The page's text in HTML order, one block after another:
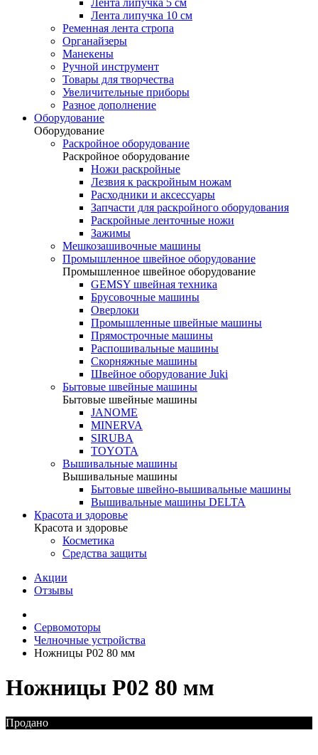
Лента липучка 5 см
Лента липучка 10 см
Ременная лента стропа
Органайзеры
Манекены
Ручной инструмент
Товары для творчества
Увеличительные приборы
Разное дополнение
Оборудование
Оборудование
Раскройное оборудование
Раскройное оборудование
Ножи раскройные
Лезвия к раскройным ножам
Расходники и аксессуары
Запчасти для раскройного оборудования
Раскройные ленточные ножи
Зажимы
Мешкозашивочные машины
Промышленное швейное оборудование
Промышленное швейное оборудование
GEMSY швейная техника
Брусовочные машины
Оверлоки
Промышленные швейные машины
Прямострочные машины
Распошивальные машины
Скорняжные машины
Швейное оборудование Juki
Бытовые швейные машины
Бытовые швейные машины
JANOME
MINERVA
SIRUBA
TOYOTA
Вышивальные машины
Вышивальные машины
Бытовые швейно-вышивальные машины
Вышивальные машины DELTA
Красота и здоровье
Красота и здоровье
Косметика
Средства защиты
Акции
Отзывы
Сервомоторы
Челночные устройства
Ножницы P02 80 мм
Ножницы P02 80 мм
Продано